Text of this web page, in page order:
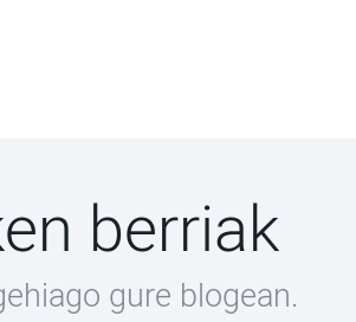
berriak
gure blogean.